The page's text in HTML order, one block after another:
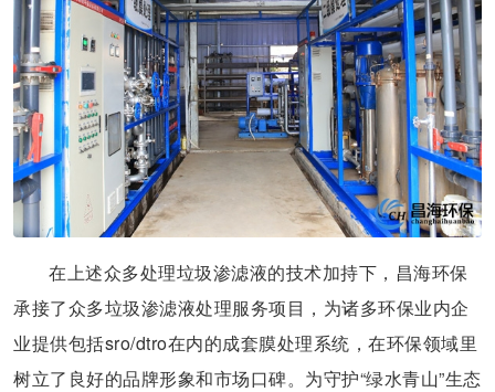
在上述众多处理垃圾渗滤液的技术加持下，昌海环保
承接了众多垃圾渗滤液处理服务项目，为诸多环保业内企
业提供包括sro/dtro在内的成套膜处理系统，在环保领域里
树立了良好的品牌形象和市场口碑。为守护“绿水青山”生态